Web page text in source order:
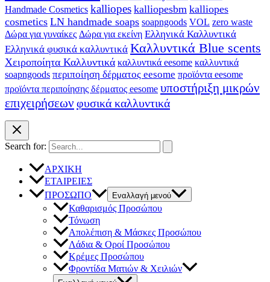
Handmade Cosmetics kalliopes kalliopesbm kalliopes
cosmetics LN handmade soaps soapngoods VOL zero waste
Δώρα για γυναίκες Δώρα για εκείνη Ελληνικά Καλλυντικά
Ελληνικά φυσικά καλλυντικά Καλλυντικά Blue scents
Χειροποίητα Καλλυντικά καλλυντικά eesome καλλυντικά
soapngoods περιποίηση δέρματος eesome προϊόντα eesome
προϊόντα περιποίησης δέρματος eesome υποστήριξη μικρών
επιχειρήσεων φυσικά καλλυντικά
Search for:
ΑΡΧΙΚΗ
ΕΤΑΙΡΕΙΕΣ
ΠΡΟΣΩΠΟ
Εναλλαγή μενού
Καθαρισμός Προσώπου
Τόνωση
Απολέπιση & Μάσκες Προσώπου
Λάδια & Οροί Προσώπου
Κρέμες Προσώπου
Φροντίδα Ματιών & Χειλιών